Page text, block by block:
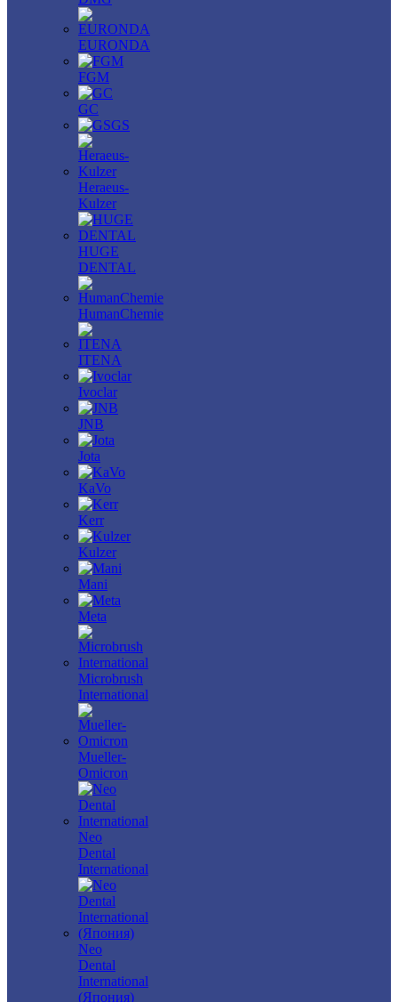
EURONDA
FGM
GC
GS
Heraeus-
Kulzer
HUGE
DENTAL
HumanChemie
ITENA
Ivoclar
JNB
Jota
KaVo
Kerr
Kulzer
Mani
Meta
Microbrush
International
Mueller-
Omicron
Neo
Dental
International
Neo
Dental
International
(Япония)